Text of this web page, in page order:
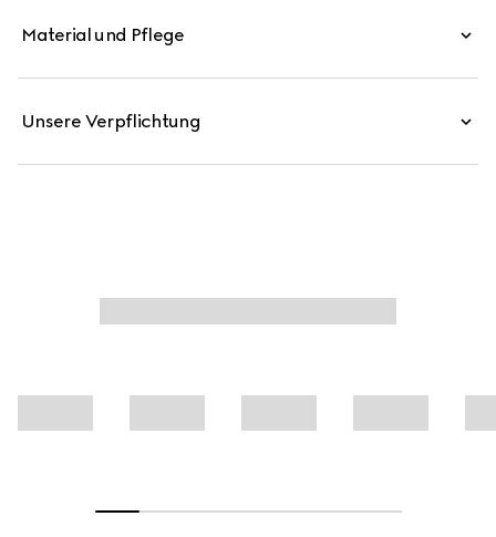
Material und Pflege
Unsere Verpflichtung